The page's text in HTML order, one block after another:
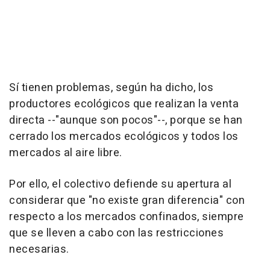
Sí tienen problemas, según ha dicho, los
productores ecológicos que realizan la venta
directa --"aunque son pocos"--, porque se han
cerrado los mercados ecológicos y todos los
mercados al aire libre.
Por ello, el colectivo defiende su apertura al
considerar que "no existe gran diferencia" con
respecto a los mercados confinados, siempre
que se lleven a cabo con las restricciones
necesarias.